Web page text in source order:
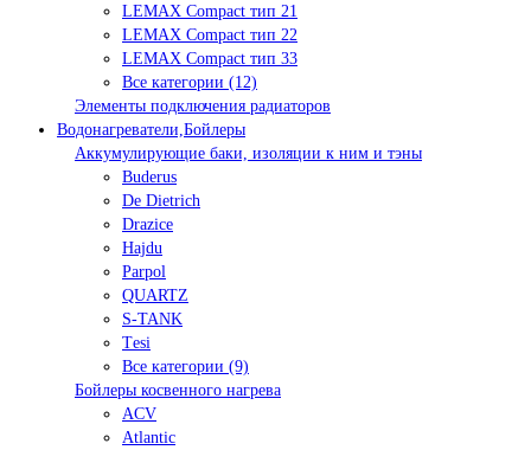
LEMAX Compact тип 21
LEMAX Compact тип 22
LEMAX Compact тип 33
Все категории (12)
Элементы подключения радиаторов
Водонагреватели,Бойлеры
Аккумулирующие баки, изоляции к ним и тэны
Buderus
De Dietrich
Drazice
Hajdu
Parpol
QUARTZ
S-TANK
Tеsi
Все категории (9)
Бойлеры косвенного нагрева
ACV
Atlantic